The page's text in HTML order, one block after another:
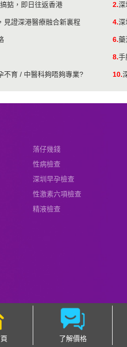
掂，即日往返香港 2.深
見證深港醫療融合新裏程 4.深
6.藥
8.手
不育 / 中醫科夠唔夠專業? 10.
落仔幾錢
性病檢查
深圳早孕檢查
性激素六項檢查
精液檢查
了解價格